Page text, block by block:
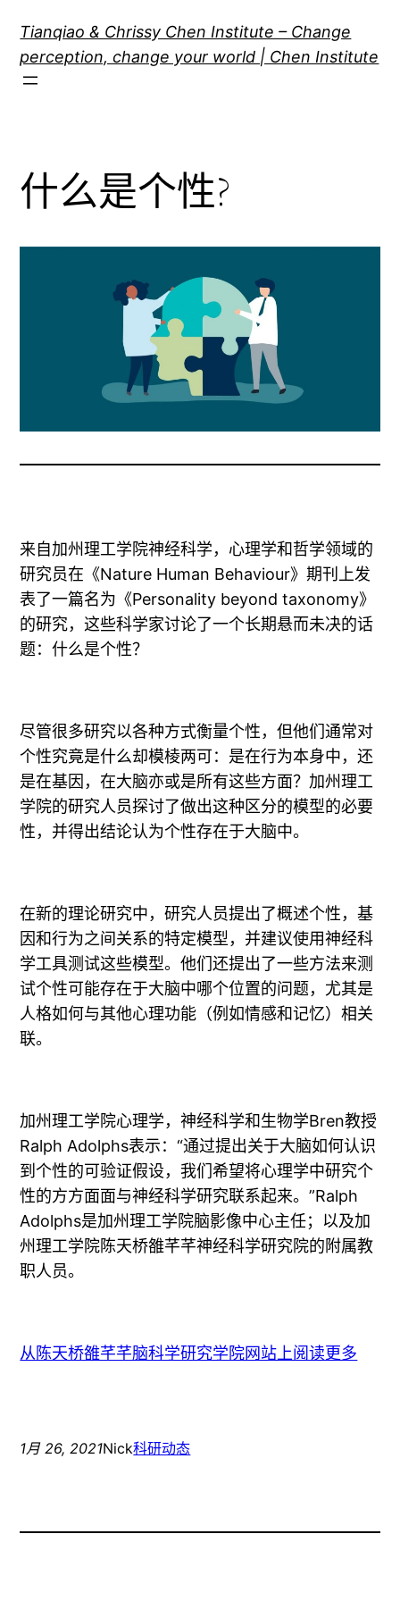
Tianqiao & Chrissy Chen Institute – Change
perception, change your world | Chen Institute
什么是个性?
来自加州理工学院神经科学，心理学和哲学领域的
研究员在《Nature Human Behaviour》期刊上发
表了一篇名为《Personality beyond taxonomy》
的研究，这些科学家讨论了一个长期悬而未决的话
题：什么是个性？
尽管很多研究以各种方式衡量个性，但他们通常对
个性究竟是什么却模棱两可：是在行为本身中，还
是在基因，在大脑亦或是所有这些方面？加州理工
学院的研究人员探讨了做出这种区分的模型的必要
性，并得出结论认为个性存在于大脑中。
在新的理论研究中，研究人员提出了概述个性，基
因和行为之间关系的特定模型，并建议使用神经科
学工具测试这些模型。他们还提出了一些方法来测
试个性可能存在于大脑中哪个位置的问题，尤其是
人格如何与其他心理功能（例如情感和记忆）相关
联。
加州理工学院心理学，神经科学和生物学Bren教授
Ralph Adolphs表示：“通过提出关于大脑如何认识
到个性的可验证假设，我们希望将心理学中研究个
性的方方面面与神经科学研究联系起来。”Ralph
Adolphs是加州理工学院脑影像中心主任；以及加
州理工学院陈天桥雒芊芊神经科学研究院的附属教
职人员。
从陈天桥雒芊芊脑科学研究学院网站上阅读更多
1月 26, 2021Nick科研动态